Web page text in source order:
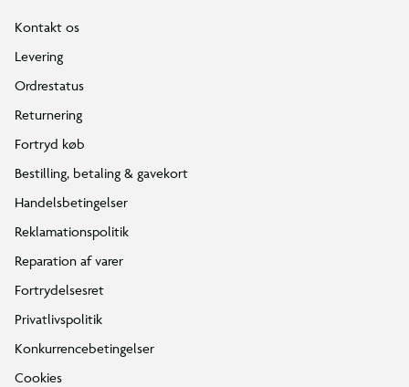
Kontakt os
Levering
Ordrestatus
Returnering
Fortryd køb
Bestilling, betaling & gavekort
Handelsbetingelser
Reklamationspolitik
Reparation af varer
Fortrydelsesret
Privatlivspolitik
Konkurrencebetingelser
Cookies